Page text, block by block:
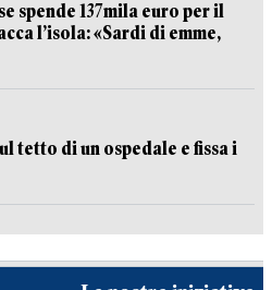
spende 137mila euro per il
l’isola: «Sardi di emme,
tetto di un ospedale e fissa i